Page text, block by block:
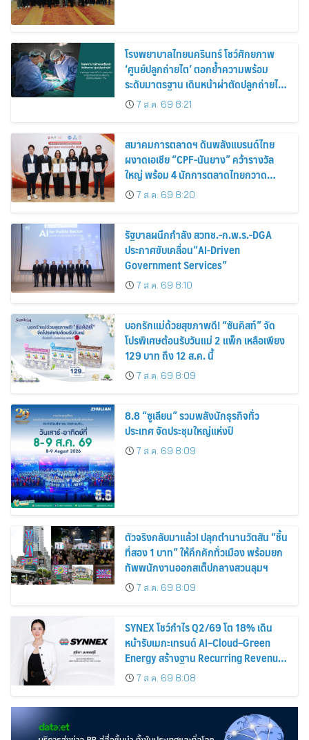
โรงพยาบาลไทยนครินทร์ โชว์ศักยภาพ
‘ศูนย์ปลูกถ่ายไต’ ตอกย้ำความพร้อม
ระดับมาตรฐาน เดินหน้าผ่าตัดปลูกถ่ายไต
สำเร็จ 2 รายพร้อมกัน จากผู้บริจาคอวัยวะ
รายเดียวกัน
7 ส.ค. 69 8:21
สมาคมการตลาดฯ ดันพลังแบรนด์ไทย
ผงาดเอเชีย “CPF-นันยาง” คว้ารางวัล
ใหญ่ พร้อม 4 นักการตลาดไทยกวาด
รางวัลบุคคลเวที AMF AMEA & YWN
2026
7 ส.ค. 69 8:20
รัฐบาลผนึกกำลัง สวทช.-ก.พ.ร.-DGA
ประกาศขับเคลื่อน“AI-Driven
Government Services”
7 ส.ค. 69 8:10
บอกรักแม่ด้วยสุขภาพดี! “ซันคิสท์” จัด
โปรพิเศษต้อนรับวันแม่ 2 แพ็ก เหลือเพียง
129 บาท ถึง 12 ส.ค. นี้
7 ส.ค. 69 8:09
8.8 “ซูเลียน” รวมพลังนักธุรกิจทั่ว
ประเทศ จัดประชุมใหญ่แห่งปี
7 ส.ค. 69 8:09
ตัวจริงกลับมาแล้ว! ปลุกตำนานวัตสัน “ชิ้น
ที่สอง 1 บาท” ให้คึกคักทั่วเมือง พร้อมยก
ทัพพนักงานออกสเต็ปกลางสวนลุมฯ
7 ส.ค. 69 8:09
SYNEX โชว์กำไร Q2/69 โต 18% เดิน
หน้ารับเมกะเทรนด์ AI–Cloud–Green
Energy สร้างฐาน Recurring Revenue
เร่งเครื่อง New Growth Engine รับการ
เติบโตระยะยาว พร้อมจ่ายปันผลระหว่าง
กาล 0.10 บาทต่อหุ้น
7 ส.ค. 69 8:08